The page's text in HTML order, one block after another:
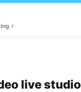
live studio